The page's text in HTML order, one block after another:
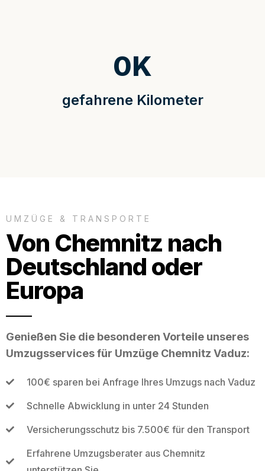
gefahrene Kilometer
0K
UMZÜGE & TRANSPORTE
Von Chemnitz nach
Deutschland oder
Europa
Genießen Sie die besonderen Vorteile unseres
Umzugsservices für Umzüge Chemnitz Vaduz:
100€ sparen bei Anfrage Ihres Umzugs nach Vaduz
Schnelle Abwicklung in unter 24 Stunden
Versicherungsschutz bis 7.500€ für den Transport
Erfahrene Umzugsberater aus Chemnitz